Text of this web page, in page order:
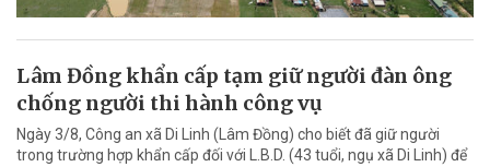
Lâm Đồng khẩn cấp tạm giữ người đàn ông
chống người thi hành công vụ
Ngày 3/8, Công an xã Di Linh (Lâm Đồng) cho biết đã giữ người
trong trường hợp khẩn cấp đối với L.B.D. (43 tuổi, ngụ xã Di Linh) để